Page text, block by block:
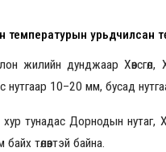
урьдчилсан
жилийн дунджаар
нутгаар 10–20 мм, бусад
тунадас Дорнодын
төлөвтэй байна.